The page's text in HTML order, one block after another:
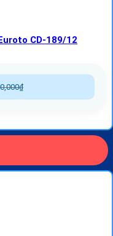
CD-189/12
₫